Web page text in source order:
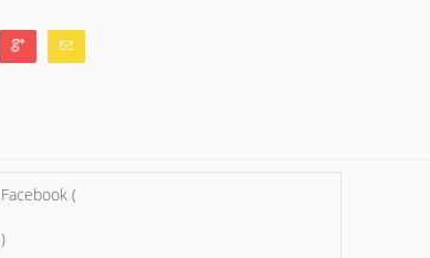
Facebook (
)